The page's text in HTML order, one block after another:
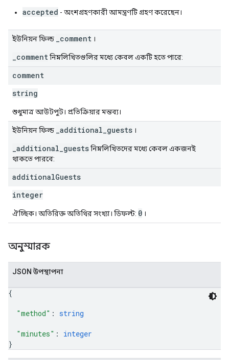
accepted - অংশগ্রহণকারী আমন্ত্রণটি গ্রহণ করেছেন।
ইউনিয়ন ফিল্ড _comment ।
_commentনিম্নলিখিতগুলির মধ্যে কেবল একটি হতে পারে:
comment
string
শুধুমাত্র আউটপুট। প্রতিক্রিয়ার মন্তব্য।
ইউনিয়ন ফিল্ড _additional_guests ।
_additional_guestsনিম্নলিখিতদের মধ্যে কেবল একজনই
থাকতে পারবে:
additionalGuests
integer
ঐচ্ছিক। অতিরিক্ত অতিথির সংখ্যা। ডিফল্ট: 0 ।
অনুস্মারক
JSON উপস্থাপনা
{
"method" : string
"minutes" : integer
}